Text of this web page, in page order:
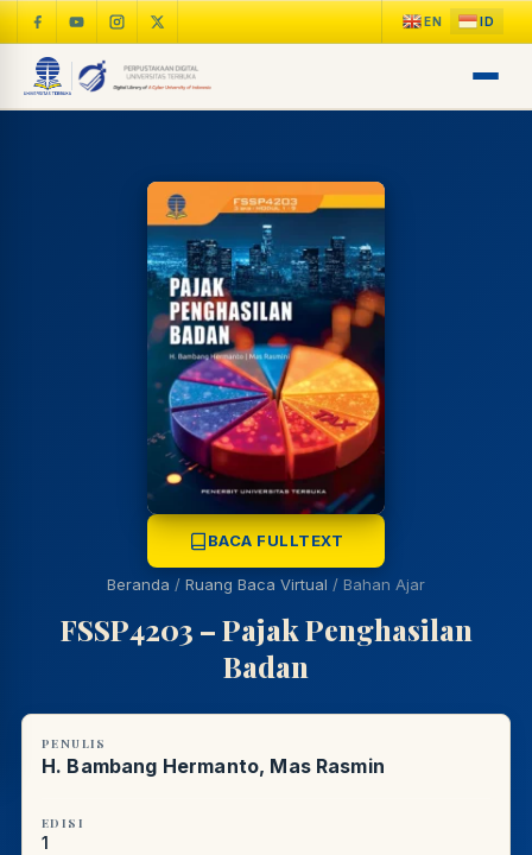
BACA FULLTEXT
Beranda / Ruang Baca Virtual / Bahan Ajar
FSSP4203 – Pajak Penghasilan
Badan
PENULIS
H. Bambang Hermanto, Mas Rasmin
EDISI
1
NARA
LIBRARY NAVIGASI AKSES
REFERENSI AKADEMIK
Online A±
PUSTAKAWAN DIGITAL UT · LAYANAN INFORMASI